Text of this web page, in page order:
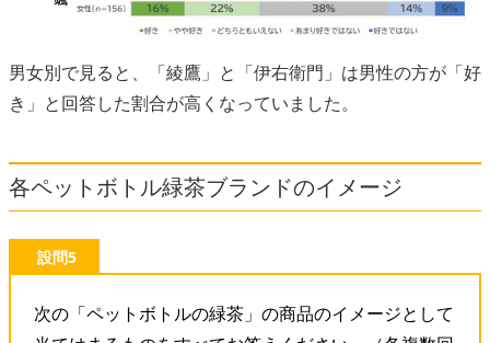
男女別で見ると、「綾鷹」と「伊右衛門」は男性の方が「好
き」と回答した割合が高くなっていました。
各ペットボトル緑茶ブランドのイメージ
設問5
次の「ペットボトルの緑茶」の商品のイメージとして